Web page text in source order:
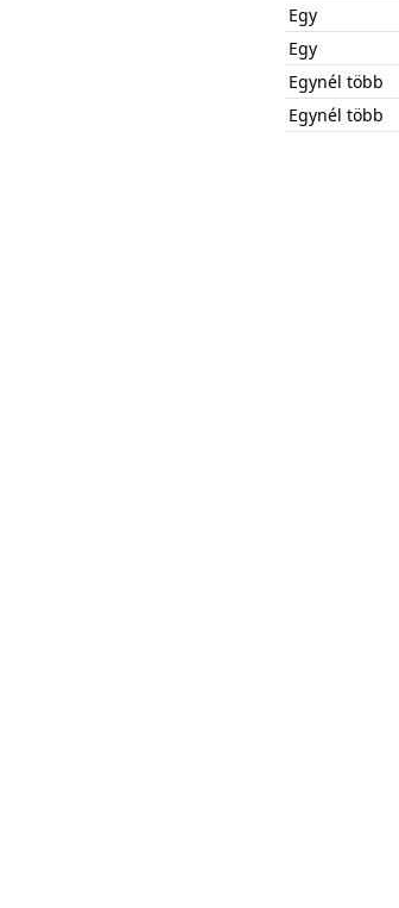
Egy
Egy
Egynél több
Egynél több